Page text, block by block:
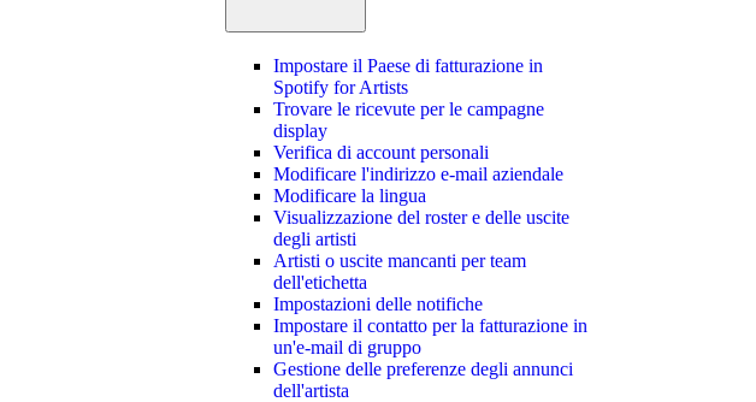
Impostare il Paese di fatturazione in
Spotify for Artists
Trovare le ricevute per le campagne
display
Verifica di account personali
Modificare l'indirizzo e-mail aziendale
Modificare la lingua
Visualizzazione del roster e delle uscite
degli artisti
Artisti o uscite mancanti per team
dell'etichetta
Impostazioni delle notifiche
Impostare il contatto per la fatturazione in
un'e-mail di gruppo
Gestione delle preferenze degli annunci
dell'artista